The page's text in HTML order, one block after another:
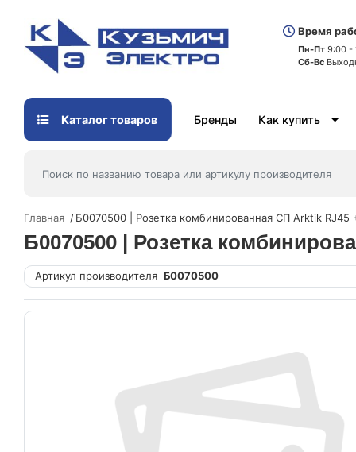
Время
Пн-Пт 9:00 -
Сб-Вс
Каталог товаров Бренды Как купить
Главная Б0070500 | Розетка комбинированная СП Arktik RJ45
Б0070500 | Розетка
Артикул производителя Б0070500